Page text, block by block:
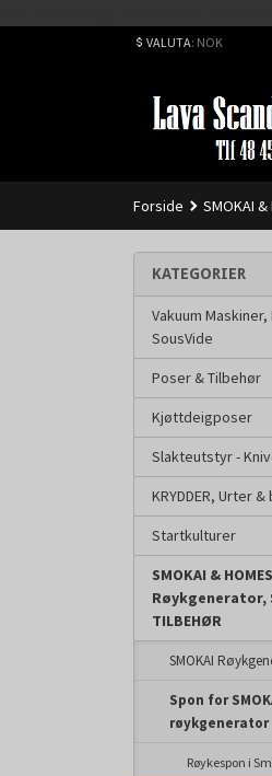
VALUTA: NOK
Forside SMOKAI
KATEGORIER
Vakuum
SousVide
Poser & Tilbehør
Kjøttdeigposer
Slakteutstyr -
KRYDDER, Urter
Startkulturer
SMOKAI &
Røykgenerator,
TILBEHØR
SMOKAI
Spon for
røykgenerator
Røykespon i